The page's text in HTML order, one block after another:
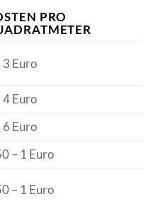
PRO
3 Euro
4 Euro
6 Euro
– 1 Euro
– 1 Euro